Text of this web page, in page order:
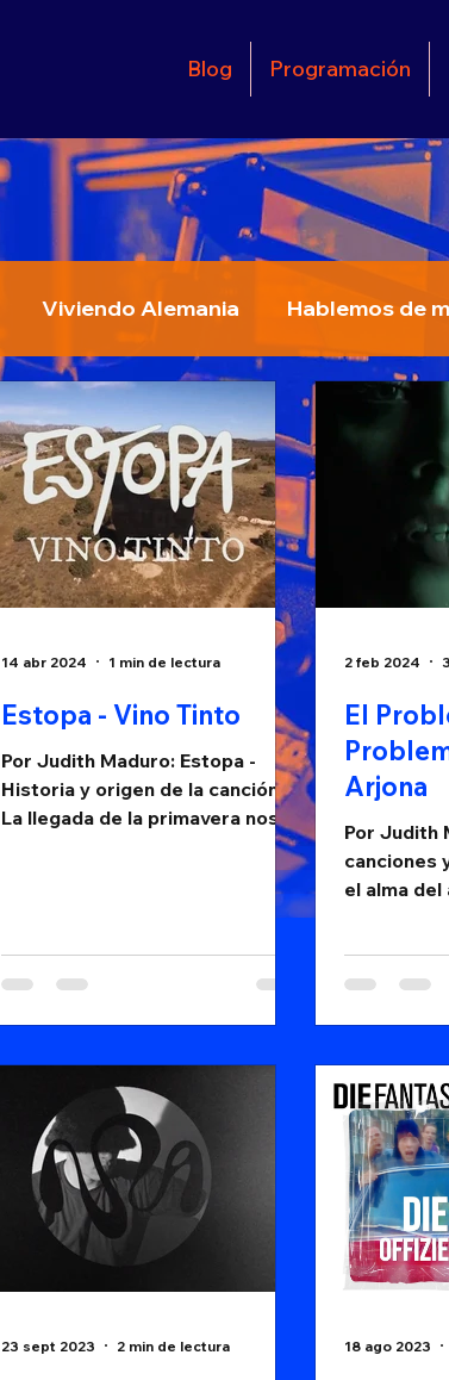
Blog Programación
Viviendo Alemania Hablemos de
Estopa - Vino Tinto
Por Judith Maduro: Estopa -
Historia y origen de la canción
La llegada de la primavera nos
14 abr 2024 1 min de lectura
El
Arjona
Por Judith
canciones
el alma del
2 feb 2024
23 sept 2023 2 min de lectura 18 ago 2023